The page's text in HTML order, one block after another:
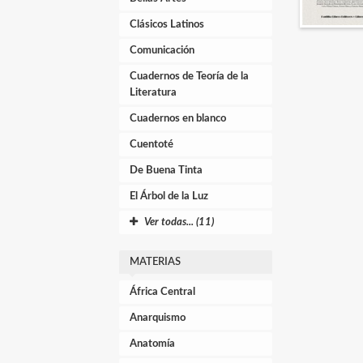
Clásicos Latinos
Comunicación
Cuadernos de Teoría de la
Literatura
Cuadernos en blanco
Cuentoté
De Buena Tinta
El Árbol de la Luz
Ver todas... (11)
MATERIAS
África Central
Anarquismo
Anatomía